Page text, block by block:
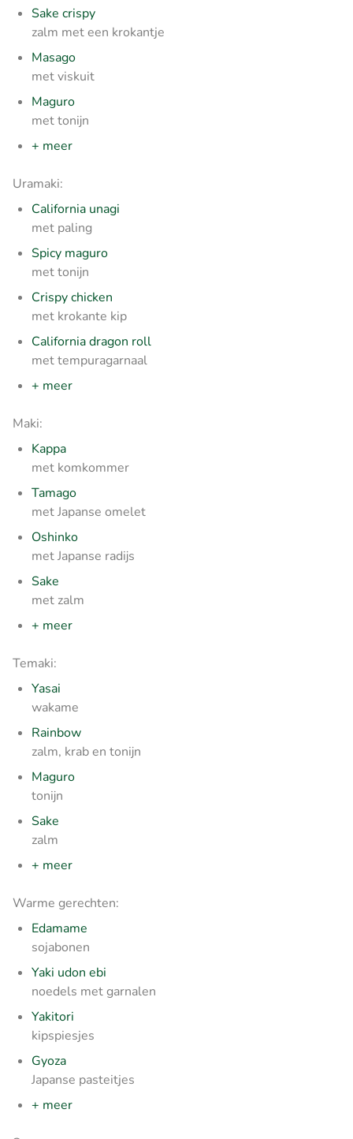
Sake crispy
zalm met een krokantje
Masago
met viskuit
Maguro
met tonijn
+ meer
Uramaki:
California unagi
met paling
Spicy maguro
met tonijn
Crispy chicken
met krokante kip
California dragon roll
met tempuragarnaal
+ meer
Maki:
Kappa
met komkommer
Tamago
met Japanse omelet
Oshinko
met Japanse radijs
Sake
met zalm
+ meer
Temaki:
Yasai
wakame
Rainbow
zalm, krab en tonijn
Maguro
tonijn
Sake
zalm
+ meer
Warme gerechten:
Edamame
sojabonen
Yaki udon ebi
noedels met garnalen
Yakitori
kipspiesjes
Gyoza
Japanse pasteitjes
+ meer